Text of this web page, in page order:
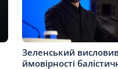
Зеленський
ймовірності